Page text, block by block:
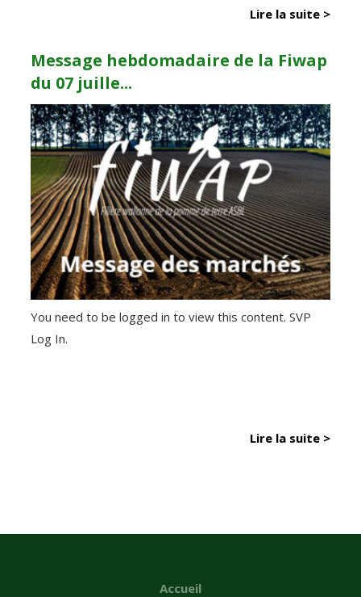
Lire la suite >
Message hebdomadaire de la Fiwap
du 07 juille...
You need to be logged in to view this content. SVP
Log In.
Lire la suite >
Accueil